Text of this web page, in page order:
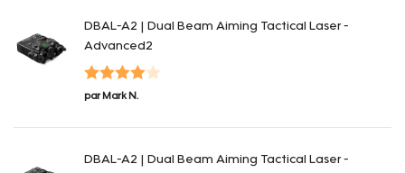
DBAL-A2 | Dual Beam Aiming Tactical Laser -
Advanced2
Note4
par Mark N.
DBAL-A2 | Dual Beam Aiming Tactical Laser -